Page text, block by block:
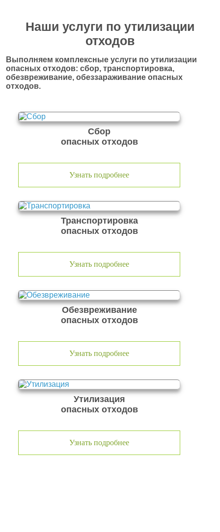
Наши услуги по утилизации
отходов
Выполняем комплексные услуги по утилизации
опасных отходов: сбор, транспортировка,
обезвреживание, обеззараживание опасных
отходов.
Сбор
опасных отходов
Узнать подробнее
Транспортировка
опасных отходов
Узнать подробнее
Обезвреживание
опасных отходов
Узнать подробнее
Утилизация
опасных отходов
Узнать подробнее